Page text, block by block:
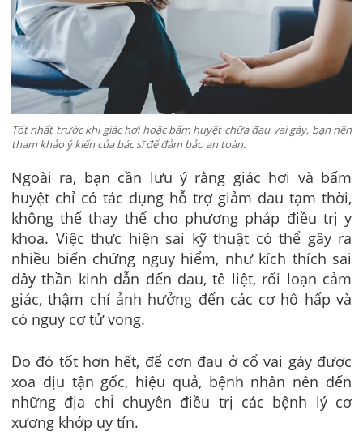
Tốt nhất trước khi giác hơi hoặc bấm huyệt chữa đau vai gáy, bạn nên
tham khảo ý kiến của bác sĩ để đảm bảo an toàn.
Ngoài ra, bạn cần lưu ý rằng giác hơi và bấm
huyệt chỉ có tác dụng hỗ trợ giảm đau tạm thời,
không thể thay thế cho phương pháp điều trị y
khoa. Việc thực hiện sai kỹ thuật có thể gây ra
nhiều biến chứng nguy hiểm, như kích thích sai
dây thần kinh dẫn đến đau, tê liệt, rối loạn cảm
giác, thậm chí ảnh hưởng đến các cơ hô hấp và
có nguy cơ tử vong.
Do đó tốt hơn hết, để cơn đau ở cổ vai gáy được
xoa dịu tận gốc, hiệu quả, bệnh nhân nên đến
những địa chỉ chuyên điều trị các bệnh lý cơ
xương khớp uy tín.